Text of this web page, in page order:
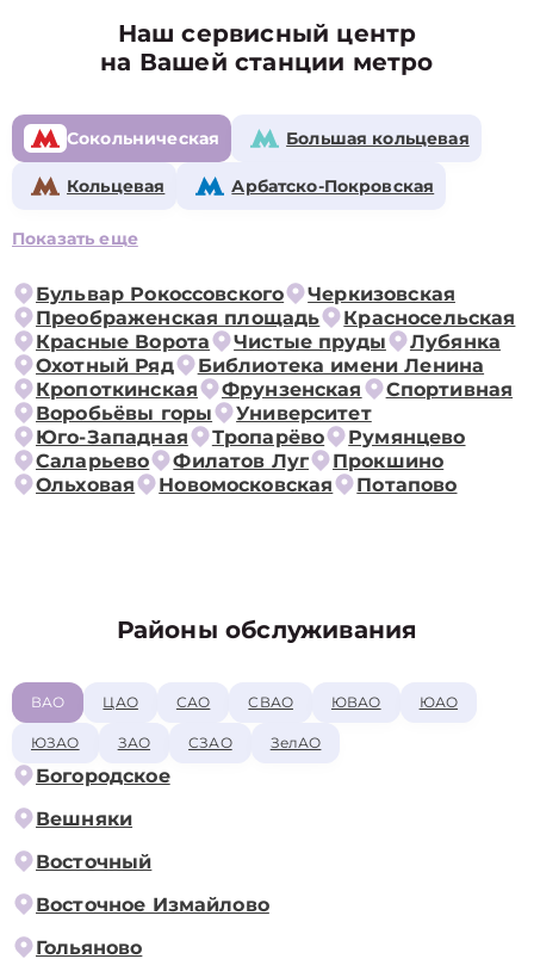
Наш сервисный центр
на Вашей станции метро
Сокольническая Большая кольцевая
Кольцевая Арбатско-Покровская
Показать еще
Бульвар Рокоссовского
Черкизовская
Преображенская площадь
Красносельская
Красные Ворота
Чистые пруды
Лубянка
Охотный Ряд
Библиотека имени Ленина
Кропоткинская
Фрунзенская
Спортивная
Воробьёвы горы
Университет
Юго-Западная
Тропарёво
Румянцево
Саларьево
Филатов Луг
Прокшино
Ольховая
Новомосковская Потапово
Районы обслуживания
ВАО ЦАО САО СВАО ЮВАО ЮАО
ЮЗАО ЗАО СЗАО ЗелАО
Богородское
Вешняки
Восточный
Восточное Измайлово
Гольяново